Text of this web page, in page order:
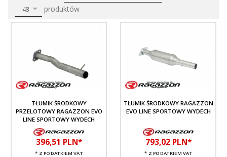
48 produktów
TŁUMIK ŚRODKOWY
PRZELOTOWY RAGAZZON EVO
LINE SPORTOWY WYDECH
396,51 PLN*
* Z PODATKIEM VAT
TŁUMIK ŚRODKOWY RAGAZZON
EVO LINE SPORTOWY WYDECH
793,02 PLN*
* Z PODATKIEM VAT